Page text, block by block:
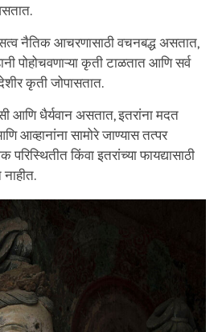
नैतिक आचरणासाठी वचनबद्ध असतात,
पोहोचवणाऱ्या कृती टाळतात आणि सर्व
कृती जोपासतात.
आणि धैर्यवान असतात, इतरांना मदत
आव्हानांना सामोरे जाण्यास तत्पर
किंवा इतरांच्या फायद्यासाठी